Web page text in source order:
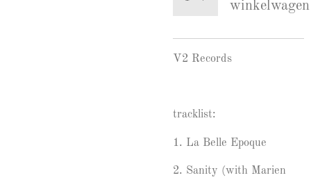
winkelwagen
V2 Records
tracklist:
1. La Belle Epoque
2. Sanity (with Marien